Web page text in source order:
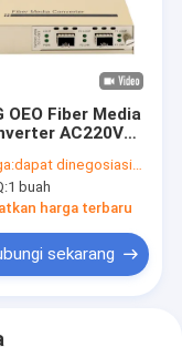
OEO Fiber Media
AC220V
Signal 3R
CE
dapat dinegosiasikan
1 buah
harga terbaru
sekarang